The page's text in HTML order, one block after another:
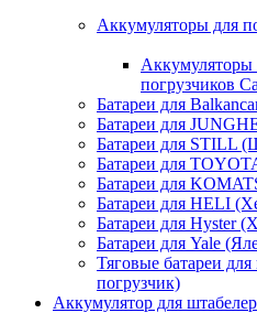
Аккумуляторы для
Аккумуляторы
погрузчиков
Батареи для
Батареи для
Батареи для STILL
Батареи для
Батареи для
Батареи для HELI
Батареи для Hyster
Батареи для Yale
Тяговые батареи
погрузчик)
Аккумулятор для